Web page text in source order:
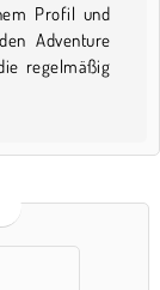
Profil und
Adventure
regelmäßig